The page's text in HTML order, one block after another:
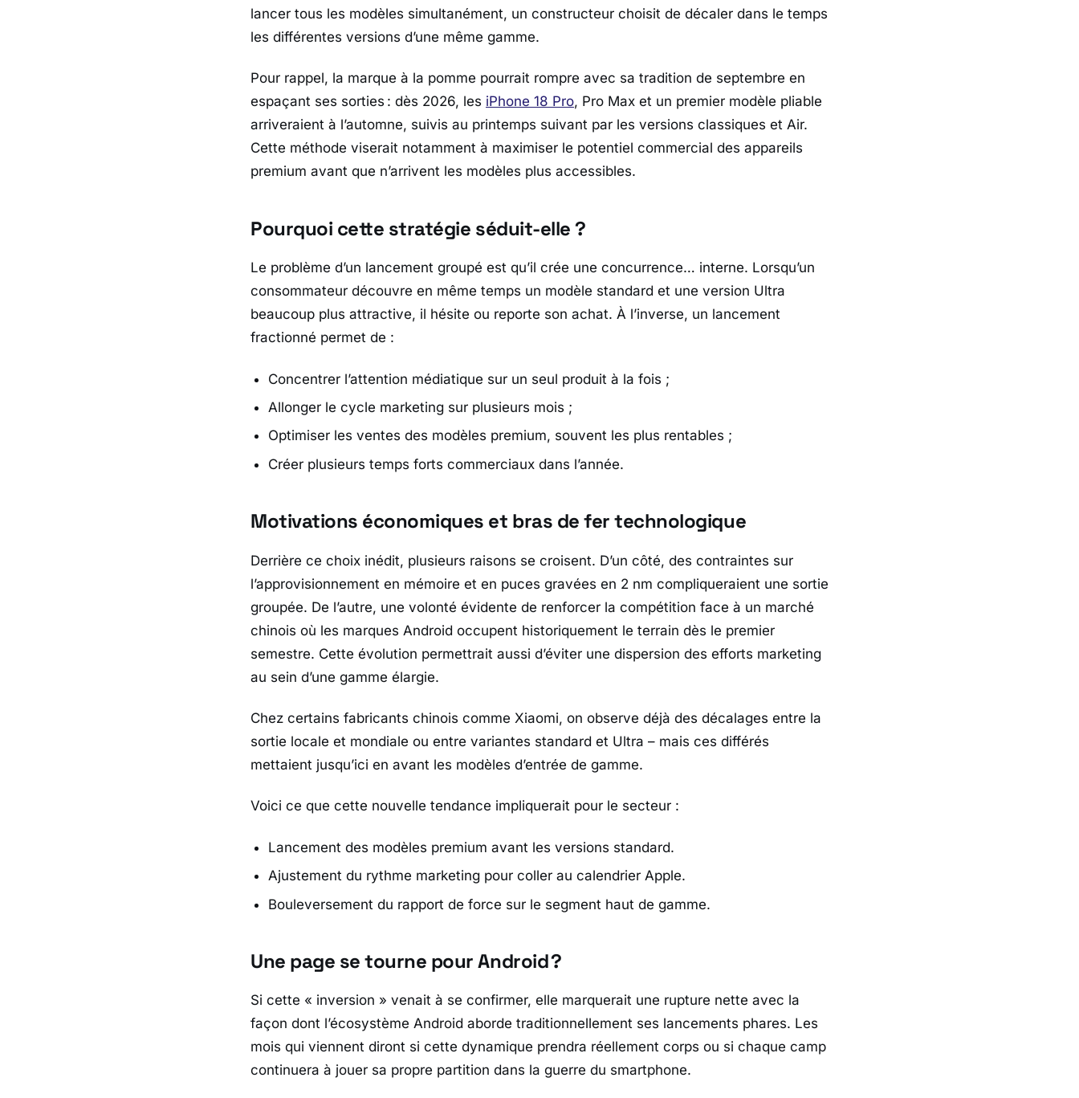
lancer tous les modèles simultanément, un constructeur choisit de décaler dans le temps
les différentes versions d’une même gamme.
Pour rappel, la marque à la pomme pourrait rompre avec sa tradition de septembre en
espaçant ses sorties : dès 2026, les iPhone 18 Pro, Pro Max et un premier modèle pliable
arriveraient à l’automne, suivis au printemps suivant par les versions classiques et Air.
Cette méthode viserait notamment à maximiser le potentiel commercial des appareils
premium avant que n’arrivent les modèles plus accessibles.
Pourquoi cette stratégie séduit-elle ?
Le problème d’un lancement groupé est qu’il crée une concurrence… interne. Lorsqu’un
consommateur découvre en même temps un modèle standard et une version Ultra
beaucoup plus attractive, il hésite ou reporte son achat. À l’inverse, un lancement
fractionné permet de :
Concentrer l’attention médiatique sur un seul produit à la fois ;
Allonger le cycle marketing sur plusieurs mois ;
Optimiser les ventes des modèles premium, souvent les plus rentables ;
Créer plusieurs temps forts commerciaux dans l’année.
Motivations économiques et bras de fer technologique
Derrière ce choix inédit, plusieurs raisons se croisent. D’un côté, des contraintes sur
l’approvisionnement en mémoire et en puces gravées en 2 nm compliqueraient une sortie
groupée. De l’autre, une volonté évidente de renforcer la compétition face à un marché
chinois où les marques Android occupent historiquement le terrain dès le premier
semestre. Cette évolution permettrait aussi d’éviter une dispersion des efforts marketing
au sein d’une gamme élargie.
Chez certains fabricants chinois comme Xiaomi, on observe déjà des décalages entre la
sortie locale et mondiale ou entre variantes standard et Ultra – mais ces différés
mettaient jusqu’ici en avant les modèles d’entrée de gamme.
Voici ce que cette nouvelle tendance impliquerait pour le secteur :
Lancement des modèles premium avant les versions standard.
Ajustement du rythme marketing pour coller au calendrier Apple.
Bouleversement du rapport de force sur le segment haut de gamme.
Une page se tourne pour Android ?
Si cette « inversion » venait à se confirmer, elle marquerait une rupture nette avec la
façon dont l’écosystème Android aborde traditionnellement ses lancements phares. Les
mois qui viennent diront si cette dynamique prendra réellement corps ou si chaque camp
continuera à jouer sa propre partition dans la guerre du smartphone.